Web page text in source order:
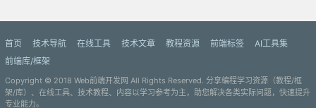
首页 技术导航 在线工具 技术文章 教程资源 前端标签
AI工具集
前端库/框架